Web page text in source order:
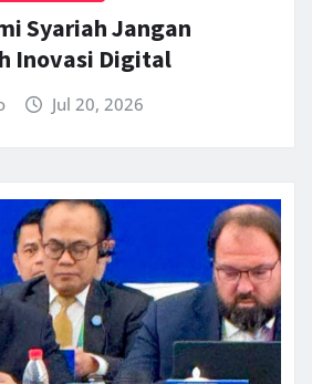
Syariah Jangan
Inovasi Digital
Jul 20, 2026